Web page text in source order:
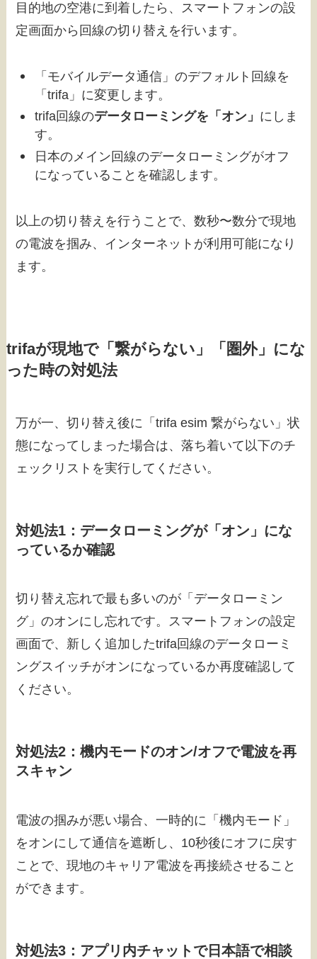
目的地の空港に到着したら、スマートフォンの設
定画面から回線の切り替えを行います。
「モバイルデータ通信」のデフォルト回線を
「trifa」に変更します。
trifa回線のデータローミングを「オン」 にしま
す。
日本のメイン回線のデータローミングがオフ
になっていることを確認します。
以上の切り替えを行うことで、数秒〜数分で現地
の電波を掴み、インターネットが利用可能になり
ます。
trifaが現地で「繋がらない」「圏外」にな
った時の対処法
万が一、切り替え後に「trifa esim 繋がらない」状
態になってしまった場合は、落ち着いて以下のチ
ェックリストを実行してください。
対処法1：データローミングが「オン」にな
っているか確認
切り替え忘れで最も多いのが「データローミン
グ」のオンにし忘れです。スマートフォンの設定
画面で、新しく追加したtrifa回線のデータローミ
ングスイッチがオンになっているか再度確認して
ください。
対処法2：機内モードのオン/オフで電波を再
スキャン
電波の掴みが悪い場合、一時的に「機内モード」
をオンにして通信を遮断し、10秒後にオフに戻す
ことで、現地のキャリア電波を再接続させること
ができます。
対処法3：アプリ内チャットで日本語で相談